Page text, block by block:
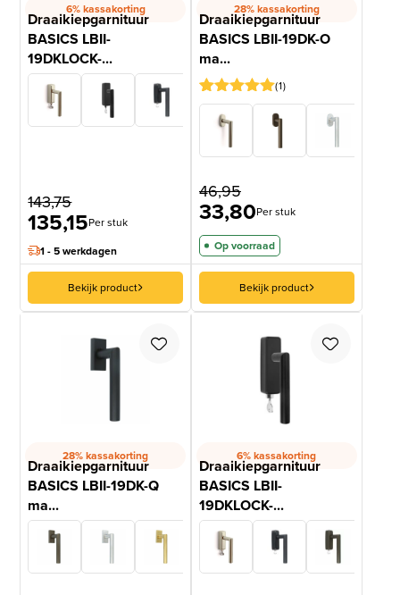
6% kassakorting
Draaikiepgarnituur
BASICS LBII-
19DKLOCK-...
143,75
135,15Per stuk
1 - 5 werkdagen
Bekijk product
28% kassakorting
Draaikiepgarnituur
BASICS LBII-19DK-O
ma...
Gewaardeerd
op 5
1
1
46,95
33,80Per stuk
Op voorraad
Bekijk product
28% kassakorting
Draaikiepgarnituur
BASICS LBII-19DK-Q
ma...
6% kassakorting
Draaikiepgarnituur
BASICS LBII-
19DKLOCK-...